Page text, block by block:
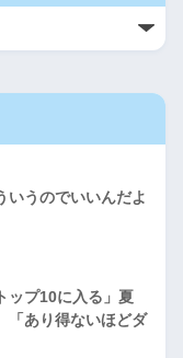
いうのでいいんだよ
ップ10に入る」夏
あり得ないほどダ